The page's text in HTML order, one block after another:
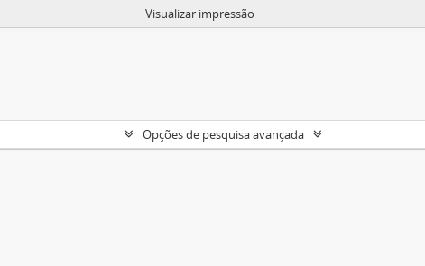
Visualizar impressão
Opções de pesquisa avançada